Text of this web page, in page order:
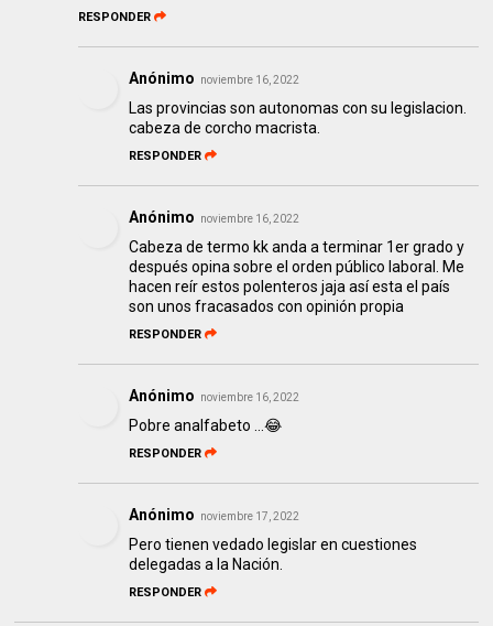
RESPONDER
Anónimo noviembre 16, 2022
Las provincias son autonomas con su legislacion.
cabeza de corcho macrista.
RESPONDER
Anónimo noviembre 16, 2022
Cabeza de termo kk anda a terminar 1er grado y
después opina sobre el orden público laboral. Me
hacen reír estos polenteros jaja así esta el país
son unos fracasados con opinión propia
RESPONDER
Anónimo noviembre 16, 2022
Pobre analfabeto …😂
RESPONDER
Anónimo noviembre 17, 2022
Pero tienen vedado legislar en cuestiones
delegadas a la Nación.
RESPONDER